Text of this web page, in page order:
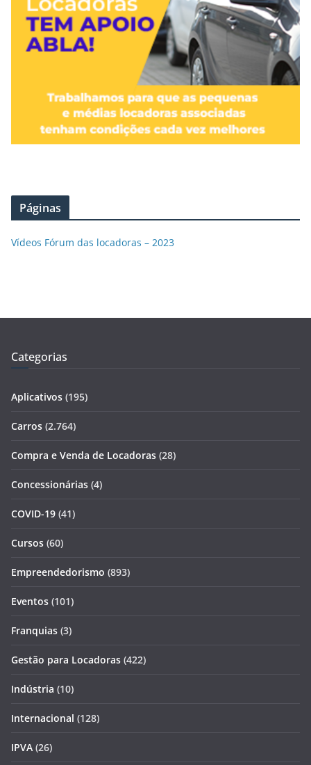
Páginas
Vídeos Fórum das locadoras – 2023
Categorias
Aplicativos (195)
Carros (2.764)
Compra e Venda de Locadoras (28)
Concessionárias (4)
COVID-19 (41)
Cursos (60)
Empreendedorismo (893)
Eventos (101)
Franquias (3)
Gestão para Locadoras (422)
Indústria (10)
Internacional (128)
IPVA (26)